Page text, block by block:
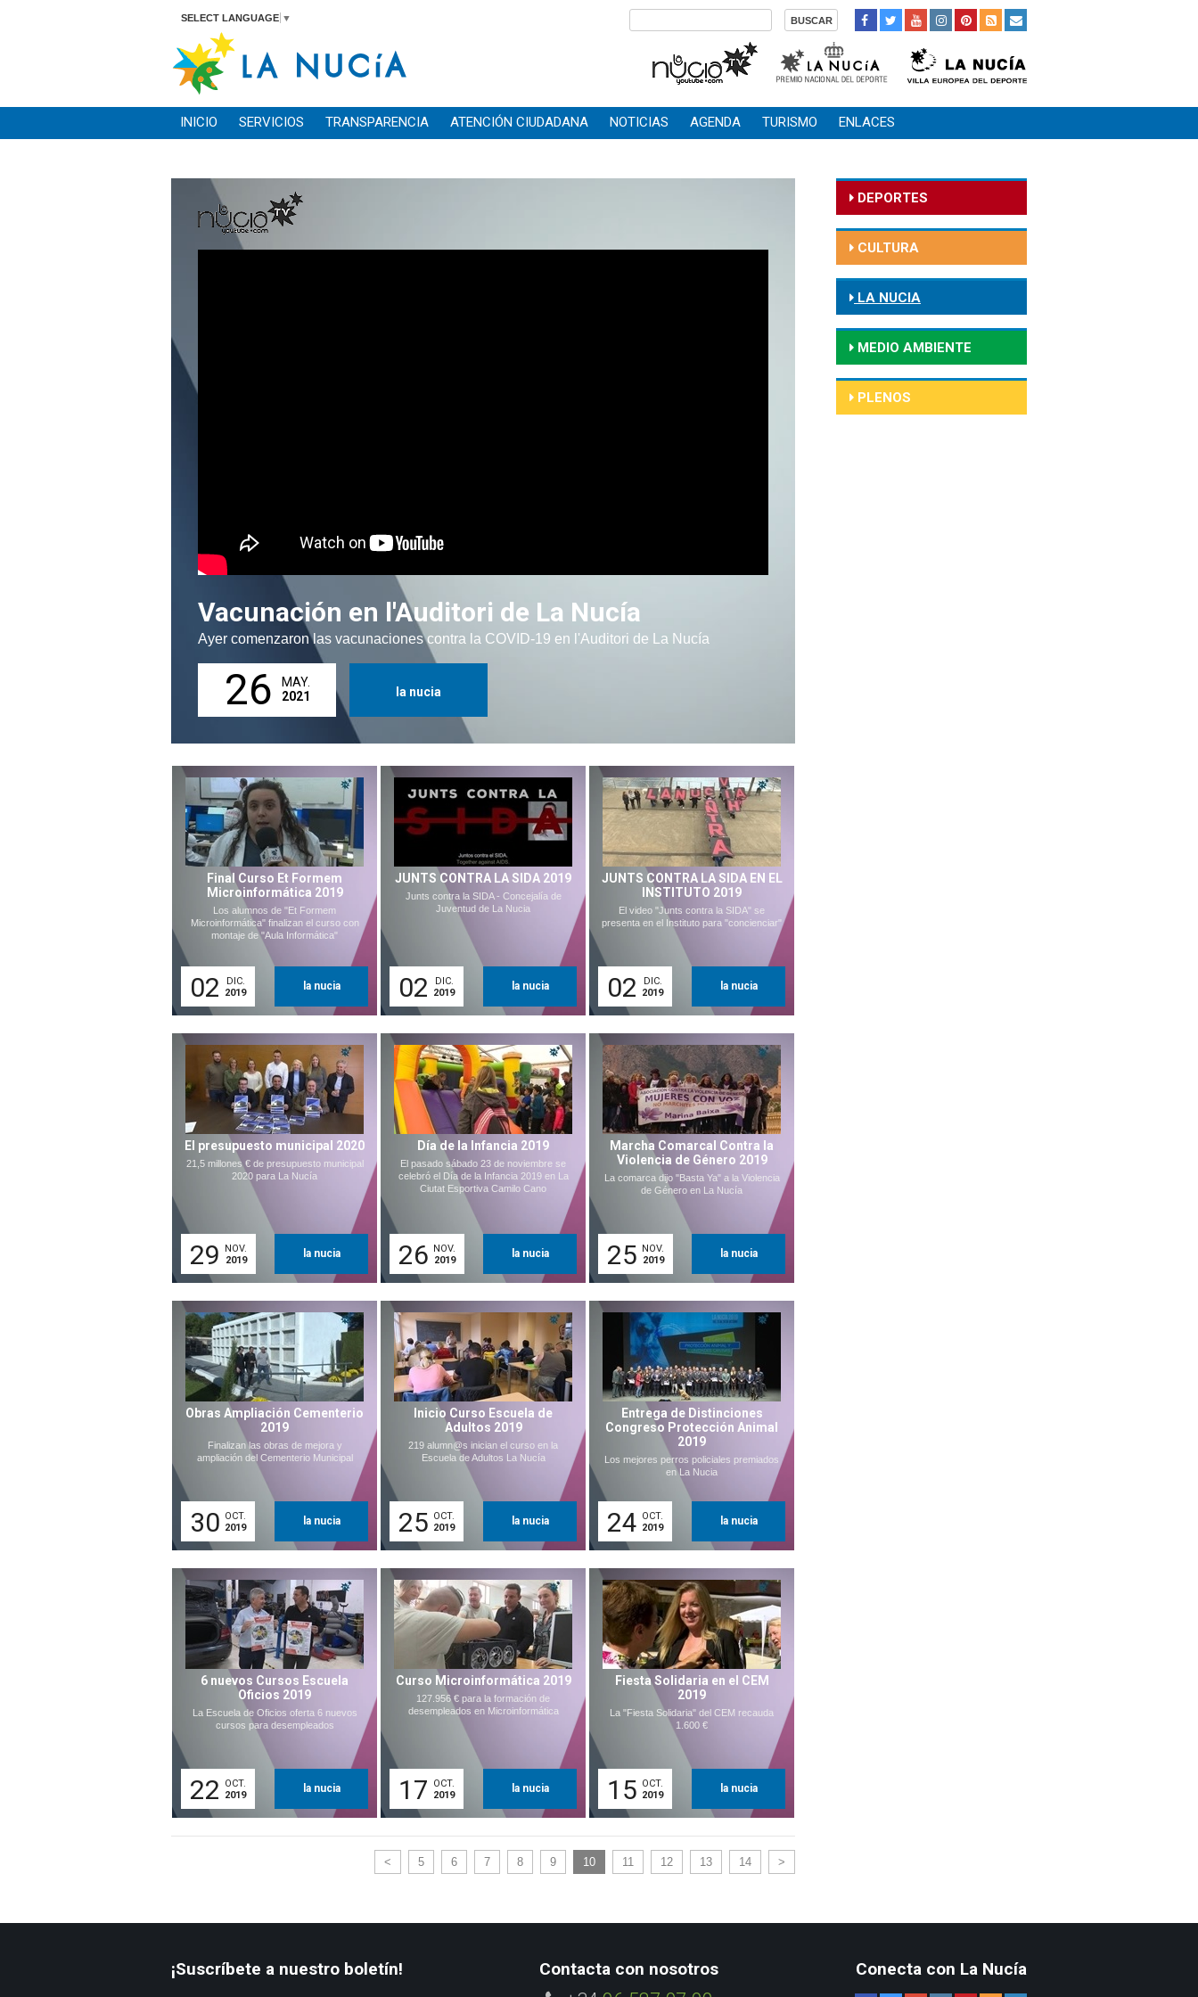
SELECT LANGUAGE ▼
INICIO SERVICIOS TRANSPARENCIA ATENCIÓN CIUDADANA NOTICIAS AGENDA TURISMO ENLACES
Vacunación en l'Auditori de La Nucía
Ayer comenzaron las vacunaciones contra la COVID-19 en l'Auditori de La Nucía
26
MAY.
2021
la nucia
Final Curso Et Formem
Microinformática 2019
Los alumnos de "Et Formem
Microinformática" finalizan el curso con
montaje de "Aula Informática"
02
DIC.
2019
la nucia
JUNTS CONTRA LA SIDA 2019
Junts contra la SIDA - Concejalía de
Juventud de La Nucia
02
DIC.
2019
la nucia
JUNTS CONTRA LA SIDA EN EL
INSTITUTO 2019
El video "Junts contra la SIDA" se
presenta en el Instituto para "concienciar"
02
DIC.
2019
la nucia
El presupuesto municipal 2020
21,5 millones € de presupuesto municipal
2020 para La Nucía
29
NOV.
2019
la nucia
Día de la Infancia 2019
El pasado sábado 23 de noviembre se
celebró el Día de la Infancia 2019 en La
Ciutat Esportiva Camilo Cano
26 NOV.
2019
la nucia
Marcha Comarcal Contra la
Violencia de Género 2019
La comarca dijo "Basta Ya" a la Violencia
de Género en La Nucía
25 NOV.
2019
la nucia
Obras Ampliación Cementerio
2019
Finalizan las obras de mejora y
ampliación del Cementerio Municipal
30 OCT.
2019
la nucia
Inicio Curso Escuela de
Adultos 2019
219 alumn@s inician el curso en la
Escuela de Adultos La Nucía
25 OCT.
2019
la nucia
Entrega de Distinciones
Congreso Protección Animal
2019
Los mejores perros policiales premiados
en La Nucia
24 OCT.
2019
la nucia
6 nuevos Cursos Escuela
Oficios 2019
La Escuela de Oficios oferta 6 nuevos
cursos para desempleados
22
OCT.
2019
la nucia
Curso Microinformática 2019
127.956 € para la formación de
desempleados en Microinformática
17
OCT.
2019
la nucia
Fiesta Solidaria en el CEM
2019
La "Fiesta Solidaria" del CEM recauda
1.600 €
15 OCT.
2019
la nucia
< 5 6 7 8 9 10 11 12 13 14 >
DEPORTES
CULTURA
LA NUCIA
MEDIO AMBIENTE
PLENOS
¡Suscríbete a nuestro boletín! Contacta con nosotros Conecta con La Nucía